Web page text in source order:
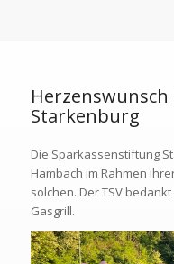
Herzenswunsch
Starkenburg
Die Sparkassenstiftung
Hambach im Rahmen
solchen. Der TSV
Gasgrill.